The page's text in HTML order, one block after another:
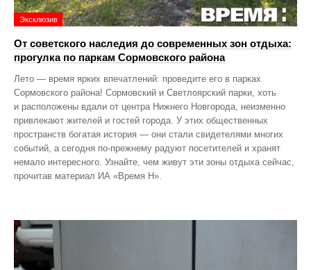
Эксклюзив
От советского наследия до современных зон отдыха:
прогулка по паркам Сормовского района
Лето — время ярких впечатлений: проведите его в парках
Сормовского района! Сормовский и Светлоярский парки, хоть
и расположены вдали от центра Нижнего Новгорода, неизменно
привлекают жителей и гостей города. У этих общественных
пространств богатая история — они стали свидетелями многих
событий, а сегодня по‑прежнему радуют посетителей и хранят
немало интересного. Узнайте, чем живут эти зоны отдыха сейчас,
прочитав материал ИА «Время Н».